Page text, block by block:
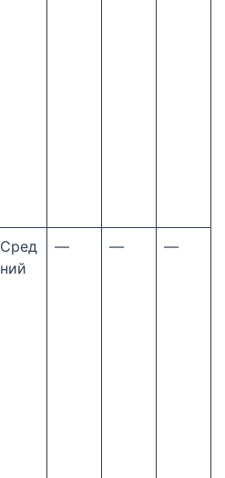
Сред
ний
— — —